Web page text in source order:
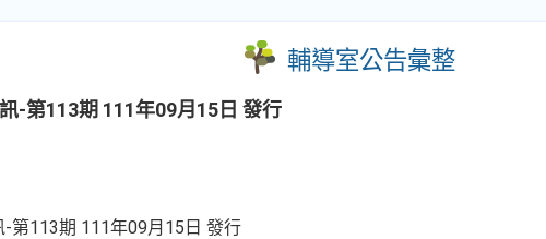
輔導室公告彙整
-第113期 111年09月15日 發行
-第113期 111年09月15日 發行